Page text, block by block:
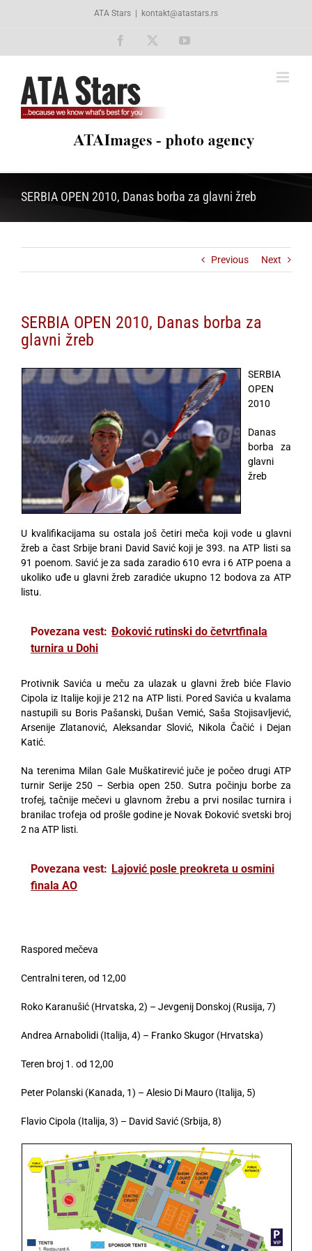
ATA Stars kontakt@atastars.rs
Facebook YouTube
SERBIA OPEN 2010, Danas borba za glavni žreb
Previous Next
SERBIA OPEN 2010, Danas borba za
glavni žreb
SERBIA
OPEN
2010
Danas
borba za
glavni
žreb
U kvalifikacijama su ostala još četiri meča koji vode u glavni
žreb a čast Srbije brani David Savić koji je 393. na ATP listi sa
91 poenom. Savić je za sada zaradio 610 evra i 6 ATP poena a
ukoliko uđe u glavni žreb zaradiće ukupno 12 bodova za ATP
listu.
Povezana vest: Đoković rutinski do četvrtfinala
turnira u Dohi
Protivnik Savića u meču za ulazak u glavni žreb biće Flavio
Cipola iz Italije koji je 212 na ATP listi. Pored Savića u kvalama
nastupili su Boris Pašanski, Dušan Vemić, Saša Stojisavljević,
Arsenije Zlatanović, Aleksandar Slović, Nikola Čačić i Dejan
Katić.
Na terenima Milan Gale Muškatirević juče je počeo drugi ATP
turnir Serije 250 – Serbia open 250. Sutra počinju borbe za
trofej, tačnije mečevi u glavnom žrebu a prvi nosilac turnira i
branilac trofeja od prošle godine je Novak Đoković svetski broj
2 na ATP listi.
Povezana vest: Lajović posle preokreta u osmini
finala AO
Raspored mečeva
Centralni teren, od 12,00
Roko Karanušić (Hrvatska, 2) – Jevgenij Donskoj (Rusija, 7)
Andrea Arnabolidi (Italija, 4) – Franko Skugor (Hrvatska)
Teren broj 1. od 12,00
Peter Polanski (Kanada, 1) – Alesio Di Mauro (Italija, 5)
Flavio Cipola (Italija, 3) – David Savić (Srbija, 8)